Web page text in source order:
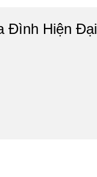
Đình Hiện Đại